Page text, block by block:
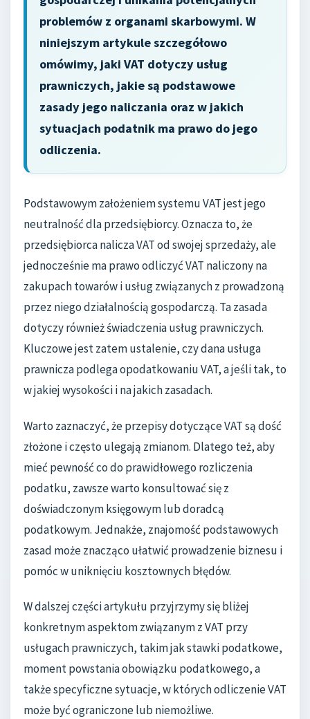
problemów z organami skarbowymi. W
niniejszym artykule szczegółowo
omówimy, jaki VAT dotyczy usług
prawniczych, jakie są podstawowe
zasady jego naliczania oraz w jakich
sytuacjach podatnik ma prawo do jego
odliczenia.
Podstawowym założeniem systemu VAT jest jego
neutralność dla przedsiębiorcy. Oznacza to, że
przedsiębiorca nalicza VAT od swojej sprzedaży, ale
jednocześnie ma prawo odliczyć VAT naliczony na
zakupach towarów i usług związanych z prowadzoną
przez niego działalnością gospodarczą. Ta zasada
dotyczy również świadczenia usług prawniczych.
Kluczowe jest zatem ustalenie, czy dana usługa
prawnicza podlega opodatkowaniu VAT, a jeśli tak, to
w jakiej wysokości i na jakich zasadach.
Warto zaznaczyć, że przepisy dotyczące VAT są dość
złożone i często ulegają zmianom. Dlatego też, aby
mieć pewność co do prawidłowego rozliczenia
podatku, zawsze warto konsultować się z
doświadczonym księgowym lub doradcą
podatkowym. Jednakże, znajomość podstawowych
zasad może znacząco ułatwić prowadzenie biznesu i
pomóc w uniknięciu kosztownych błędów.
W dalszej części artykułu przyjrzymy się bliżej
konkretnym aspektom związanym z VAT przy
usługach prawniczych, takim jak stawki podatkowe,
moment powstania obowiązku podatkowego, a
także specyficzne sytuacje, w których odliczenie VAT
może być ograniczone lub niemożliwe.